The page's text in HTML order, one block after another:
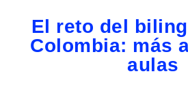
El reto del
Colombia: más
aulas